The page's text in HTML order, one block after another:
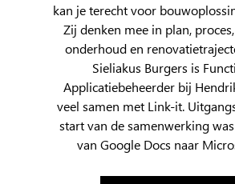
kan je terecht voor
Zij denken mee in plan,
onderhoud en
Sieliakus Burgers is
Applicatiebeheerder bij
veel samen met Link-it.
start van de samenwerking
van Google Docs naar